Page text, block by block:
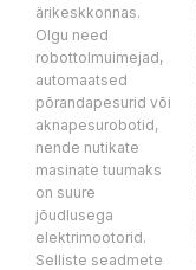
ärikeskkonnas.
Olgu need
robottolmuimejad,
automaatsed
põrandapesurid või
aknapesurobotid,
nende nutikate
masinate tuumaks
on suure
jõudlusega
elektrimootorid.
Selliste seadmete